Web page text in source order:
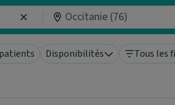
Disponibilités
Tous les